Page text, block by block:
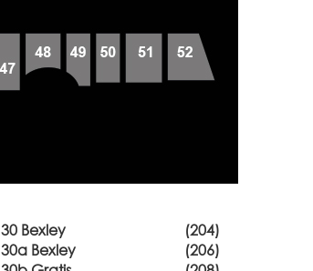
30 Bexley
(204)
30a Bexley
(206)